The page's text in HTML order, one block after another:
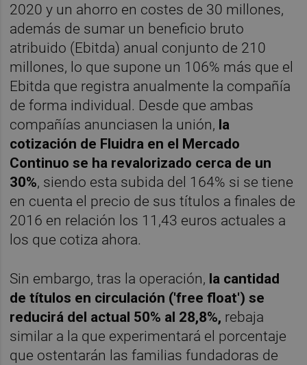
2020 y un ahorro en costes de 30 millones,
además de sumar un beneficio bruto
atribuido (Ebitda) anual conjunto de 210
millones, lo que supone un 106% más que el
Ebitda que registra anualmente la compañía
de forma individual. Desde que ambas
compañías anunciasen la unión, la
cotización de Fluidra en el Mercado
Continuo se ha revalorizado cerca de un
30%, siendo esta subida del 164% si se tiene
en cuenta el precio de sus títulos a finales de
2016 en relación los 11,43 euros actuales a
los que cotiza ahora.
Sin embargo, tras la operación, la cantidad
de títulos en circulación ('free float') se
reducirá del actual 50% al 28,8%, rebaja
similar a la que experimentará el porcentaje
que ostentarán las familias fundadoras de